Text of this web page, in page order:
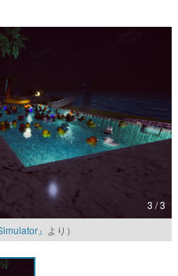
白い？
氏がゲームの魅力を画面や操作の
かしていく、硬派で骨太な評論連載
本語
ラスボス」… ゲームにまつわる言葉
、コンピューター文化史研究家・タ
3 / 3
』 より）